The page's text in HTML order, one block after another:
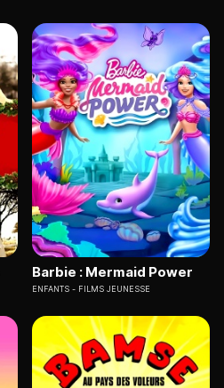
Barbie : Mermaid Power
ENFANTS FILMS JEUNESSE